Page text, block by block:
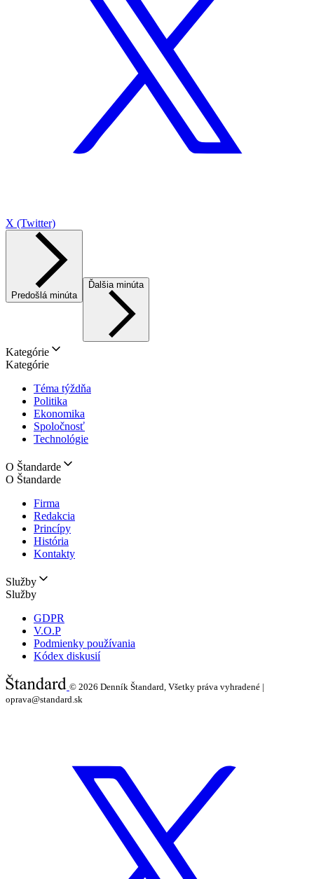
X (Twitter)
Predošlá minúta
Ďalšia minúta
Kategórie
Kategórie
Téma týždňa
Politika
Ekonomika
Spoločnosť
Technológie
O Štandarde
O Štandarde
Firma
Redakcia
Princípy
História
Kontakty
Služby
Služby
GDPR
V.O.P
Podmienky používania
Kódex diskusií
© 2026 Denník Štandard, Všetky práva vyhradené |
oprava@standard.sk